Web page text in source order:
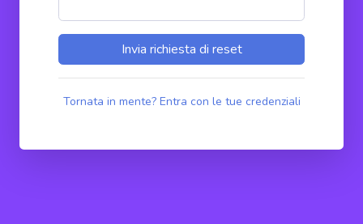
Invia richiesta di reset
Tornata in mente? Entra con le tue credenziali